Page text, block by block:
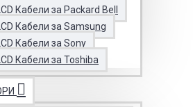
LCD Кабели за Packard Bell
LCD Кабели за Samsung
LCD Кабели за Sony
LCD Кабели за Toshiba